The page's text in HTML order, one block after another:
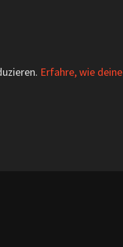
Erfahre, wie deine